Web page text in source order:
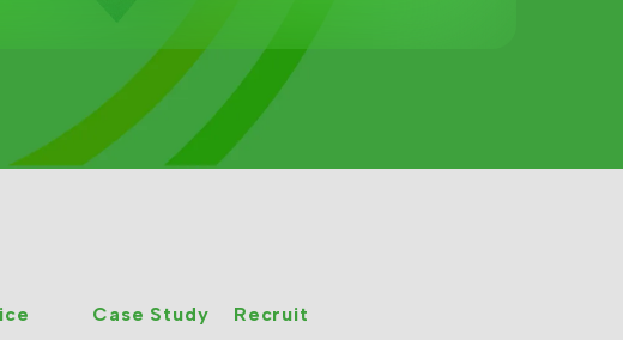
Case Study Recruit